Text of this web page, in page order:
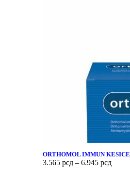
ORTHOMOL IMMUN KESICE
3.565 рсд – 6.945 рсд